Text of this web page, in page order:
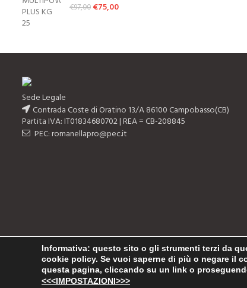
€97,00 Il prezzo originale era: €97,00.
€75,00
Sede Legale
Contrada Coste di Oratino 13/A 86100 Campobasso(CB)
Partita IVA: IT01834680702 | REA = CB-208845
PEC: romanellapro@pec.it
2023 Powered byRobarts
Informativa: questo sito o gli strumenti terzi da
cookie policy. Se vuoi saperne di più o negare il
questa pagina, cliccando su un link o
<<<IMPOSTAZIONI>>>